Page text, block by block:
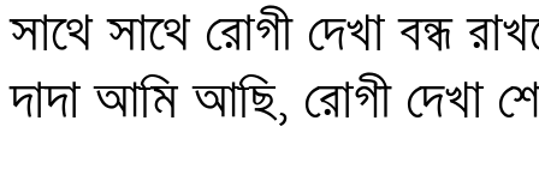
সাথে সাথে রোগী দেখা বন্ধ
দাদা আমি আছি, রোগী দেখা